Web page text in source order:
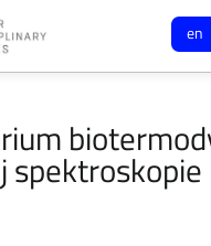
en
spektroskopie